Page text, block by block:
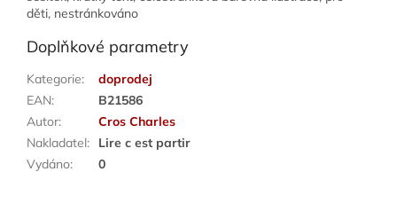
děti, nestránkováno
Doplňkové parametry
Kategorie:
doprodej
EAN:
B21586
Autor:
Cros Charles
Nakladatel:
Lire c est partir
Vydáno: 0